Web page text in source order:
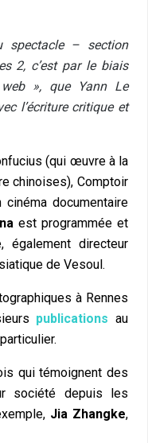
spectacle – section
2, c’est par le biais
», que Yann Le
l’écriture critique et
(qui œuvre à la
chinoises), Comptoir
documentaire
est programmée et
également directeur
de Vesoul.
à Rennes
publications au
qui témoignent des
société depuis les
Jia Zhangke,